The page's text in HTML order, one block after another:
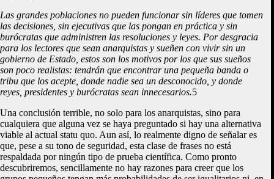
Las grandes poblaciones no pueden funcionar sin líderes que tomen
las decisiones, sin ejecutivas que las pongan en práctica y sin
burócratas que administren las resoluciones y leyes. Por desgracia
para los lectores que sean anarquistas y sueñen con vivir sin un
gobierno de Estado, estos son los motivos por los que sus sueños
son poco realistas: tendrán que encontrar una pequeña banda o
tribu que los acepte, donde nadie sea un desconocido, y donde
reyes, presidentes y burócratas sean innecesarios.5
Una conclusión terrible, no solo para los anarquistas, sino para
cualquiera que alguna vez se haya preguntado si hay una alternativa
viable al actual statu quo. Aun así, lo realmente digno de señalar es
que, pese a su tono de seguridad, esta clase de frases no está
respaldada por ningún tipo de prueba científica. Como pronto
descubriremos, sencillamente no hay razones para creer que los